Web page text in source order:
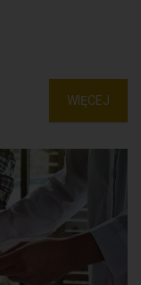
WIĘCEJ